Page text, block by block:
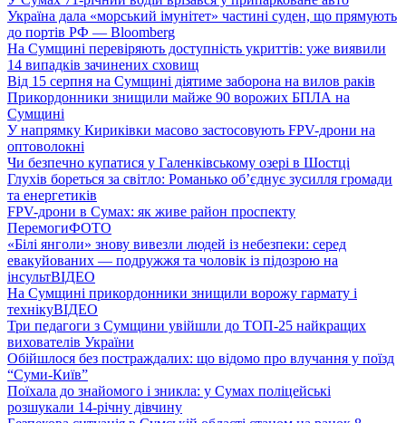
Україна дала «морський імунітет» частині суден, що прямують
до портів РФ — Bloomberg
На Сумщині перевіряють доступність укриттів: уже виявили
14 випадків зачинених сховищ
Від 15 серпня на Сумщині діятиме заборона на вилов раків
Прикордонники знищили майже 90 ворожих БПЛА на
Сумщині
У напрямку Кириківки масово застосовують FPV-дрони на
оптоволокні
Чи безпечно купатися у Галенківському озері в Шостці
Глухів бореться за світло: Романько об’єднує зусилля громади
та енергетиків
FPV-дрони в Сумах: як живе район проспекту
ПеремогиФОТО
«Білі янголи» знову вивезли людей із небезпеки: серед
евакуйованих — подружжя та чоловік із підозрою на
інсультВІДЕО
На Сумщині прикордонники знищили ворожу гармату і
технікуВІДЕО
Три педагоги з Сумщини увійшли до ТОП-25 найкращих
вихователів України
Обійшлося без постраждалих: що відомо про влучання у поїзд
“Суми-Київ”
Поїхала до знайомого і зникла: у Сумах поліцейські
розшукали 14-річну дівчину